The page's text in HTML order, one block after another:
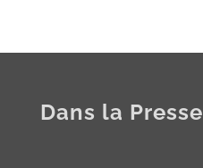
Dans la Presse